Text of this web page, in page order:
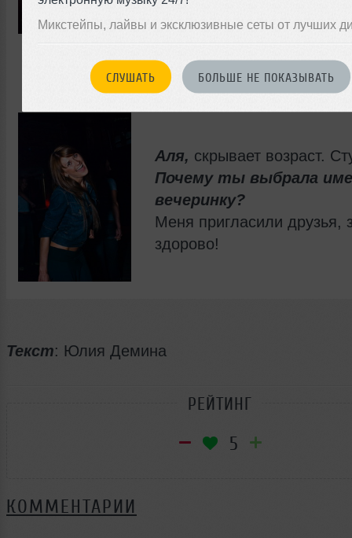
Микстейпы, лайвы и эксклюзивные сеты от лучших
СЛУШАТЬ БОЛЬШЕ НЕ ПОКАЗЫВАТЬ
Приехал расслабиться после
Здесь можно расслабиться, не
внимания на то, как ты выглядишь,
пафосный и все такое.
Аля, скрывает возраст.
Почему ты выбрала
вечеринку?
Меня пригласили друзья,
здорово!
Текст: Юлия Демина
РЕЙТИНГ
5
КОММЕНТАРИИ